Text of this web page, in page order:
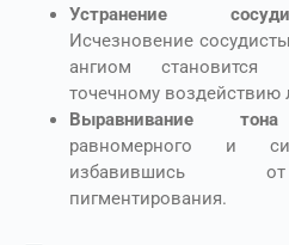
Устранение
Исчезновение
ангиом становится
точечному воздействию
Выравнивание
равномерного и
избавившись
пигментирования.